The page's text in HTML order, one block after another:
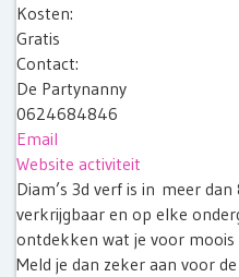
Kosten:
Gratis
Contact:
De Partynanny
0624684846
Email
Website activiteit
Diam’s 3d verf is in meer
verkrijgbaar en op elke
ontdekken wat je voor
Meld je dan zeker aan voor